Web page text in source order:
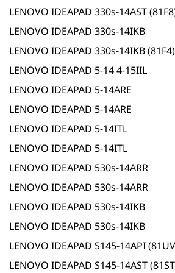
LENOVO IDEAPAD 330s-14AST
LENOVO IDEAPAD 330s-14IKB
LENOVO IDEAPAD 330s-14IKB (81F4)
LENOVO IDEAPAD 5-14 4-15IIL
LENOVO IDEAPAD 5-14ARE
LENOVO IDEAPAD 5-14ARE
LENOVO IDEAPAD 5-14ITL
LENOVO IDEAPAD 5-14ITL
LENOVO IDEAPAD 530s-14ARR
LENOVO IDEAPAD 530s-14ARR
LENOVO IDEAPAD 530s-14IKB
LENOVO IDEAPAD 530s-14IKB
LENOVO IDEAPAD S145-14API
LENOVO IDEAPAD S145-14AST